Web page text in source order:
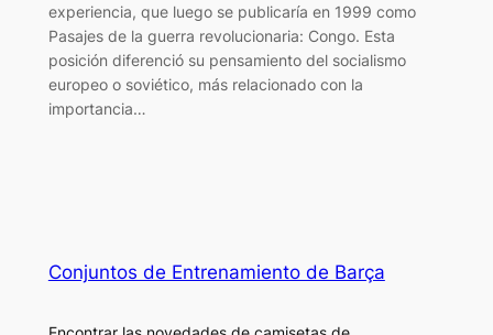
experiencia, que luego se publicaría en 1999 como
Pasajes de la guerra revolucionaria: Congo. Esta
posición diferenció su pensamiento del socialismo
europeo o soviético, más relacionado con la
importancia…
Conjuntos de Entrenamiento de Barça